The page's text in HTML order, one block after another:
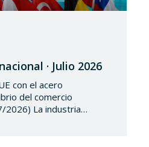
· Julio 2026
con el acero
del comercio
2026) La industria